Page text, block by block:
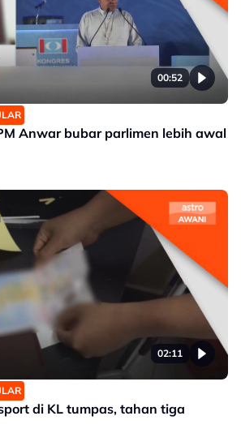
00:52
Anwar bubar parlimen lebih awal
02:11
di KL tumpas, tahan tiga